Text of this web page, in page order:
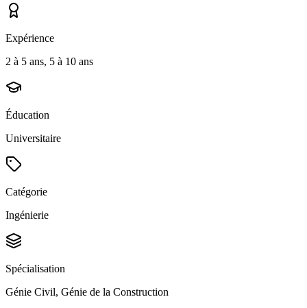
Expérience
2 à 5 ans, 5 à 10 ans
Éducation
Universitaire
Catégorie
Ingénierie
Spécialisation
Génie Civil, Génie de la Construction